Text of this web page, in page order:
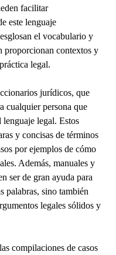
facilitar
este lenguaje
el vocabulario y
proporcionan contextos y
legal.
jurídicos, que
cualquier persona que
lenguaje legal. Estos
y concisas de términos
por ejemplos de cómo
Además, manuales y
ser de gran ayuda para
palabras, sino también
legales sólidos y
compilaciones de casos